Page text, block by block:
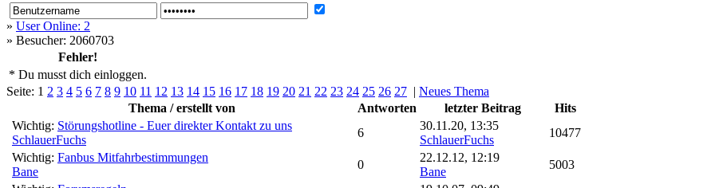
» User Online: 2
» Besucher: 2060703
Fehler!
* Du musst dich einloggen.
Seite: 1 2 3 4 5 6 7 8 9 10 11 12 13 14 15 16 17 18 19 20 21 22 23 24 25 26 27 | Neues Thema
Thema / erstellt von
Antworten letzter Beitrag
Hits
Wichtig: Störungshotline - Euer direkter Kontakt zu uns
SchlauerFuchs
6
30.11.20, 13:35
SchlauerFuchs
10477
Wichtig: Fanbus Mitfahrbestimmungen
Bane
0
22.12.12, 12:19
Bane
5003